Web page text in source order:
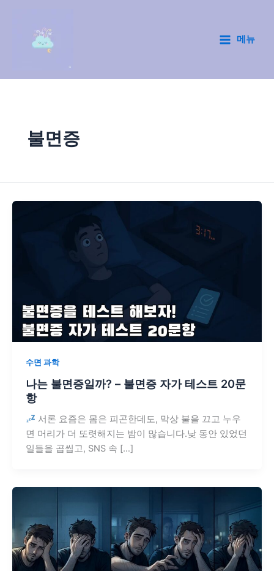
너
Menu
메뉴
불면증
수면 과학
나는 불면증일까? – 불면증 자가 테스트 20문
항
서론 요즘은 몸은 피곤한데도, 막상 불을 끄고 누우
면 머리가 더 또렷해지는 밤이 많습니다.낮 동안 있었던
일들을 곱씹고, SNS 속 […]